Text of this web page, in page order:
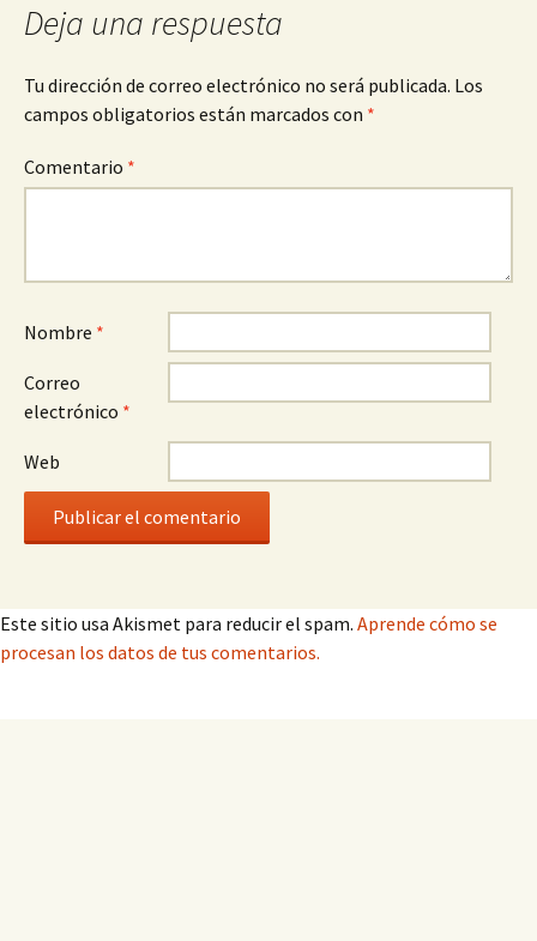
Deja una respuesta
Tu dirección de correo electrónico no será publicada. Los
campos obligatorios están marcados con *
Comentario *
Nombre *
Correo
electrónico *
Web
Este sitio usa Akismet para reducir el spam. Aprende cómo se
procesan los datos de tus comentarios.